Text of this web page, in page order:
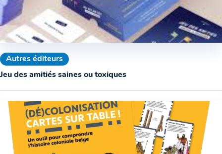
Autres éditeurs
Jeu des amitiés saines ou toxiques